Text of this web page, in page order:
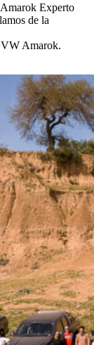
Experto
de la
VW Amarok.